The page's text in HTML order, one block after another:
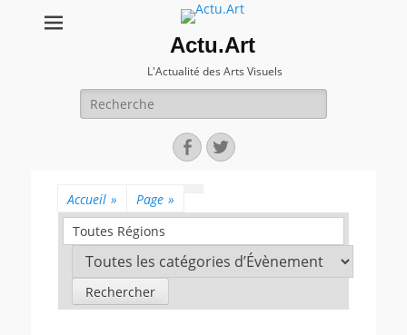
Actu.Art
L'Actualité des Arts Visuels
Recherche
pour:
Facebook
Twitter
Accueil » Page »
Toutes Régions